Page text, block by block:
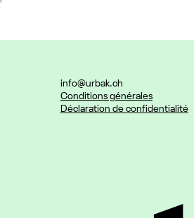
info@urbak.ch
Conditions générales
Déclaration de confidentialité